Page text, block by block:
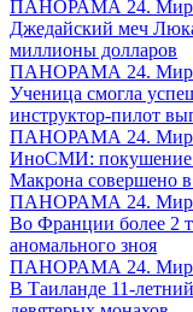
ПАНОРАМА 24. Мир
Джедайский меч
миллионы долларов
ПАНОРАМА 24. Мир
Ученица смогла
инструктор-пилот
ПАНОРАМА 24. Мир
ИноСМИ: покушение
Макрона совершено
ПАНОРАМА 24. Мир
Во Франции более 2
аномального зноя
ПАНОРАМА 24. Мир
В Таиланде 11-